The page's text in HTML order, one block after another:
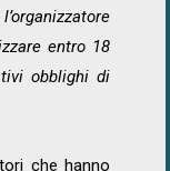
entro 18
obblighi di
che hanno